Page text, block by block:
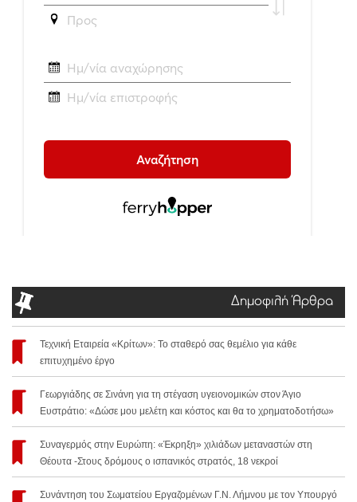
Δημοφιλή Άρθρα
Τεχνική Εταιρεία «Κρίτων»: Το σταθερό σας θεμέλιο για κάθε
επιτυχημένο έργο
Γεωργιάδης σε Σινάνη για τη στέγαση υγειονομικών στον Άγιο
Ευστράτιο: «Δώσε μου μελέτη και κόστος και θα το χρηματοδοτήσω»
Συναγερμός στην Ευρώπη: «Έκρηξη» χιλιάδων μεταναστών στη
Θέουτα -Στους δρόμους ο ισπανικός στρατός, 18 νεκροί
Συνάντηση του Σωματείου Εργαζομένων Γ.Ν. Λήμνου με τον Υπουργό